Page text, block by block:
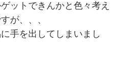
ットできんかと色々考え
が、、、
手を出してしまいまし